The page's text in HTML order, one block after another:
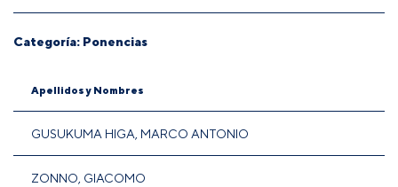
Categoría: Ponencias
Apellidos y Nombres
GUSUKUMA HIGA, MARCO ANTONIO
ZONNO, GIACOMO